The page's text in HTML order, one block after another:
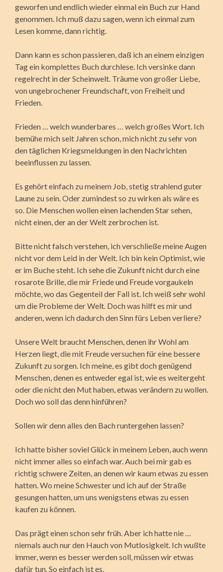
geworfen und endlich wieder einmal ein Buch zur Hand
genommen. Ich muß dazu sagen, wenn ich einmal zum
Lesen komme, dann richtig.
Dann kann es schon passieren, daß ich an einem einzigen
Tag ein komplettes Buch durchlese. Ich versinke dann
regelrecht in der Scheinwelt. Träume von großer Liebe,
von ungebrochener Freundschaft, von Freiheit und
Frieden.
Frieden … welch wunderbares … welch großes Wort. Ich
bemühe mich seit Jahren schon, mich nicht zu sehr von
den täglichen Kriegsmeldungen in den Nachrichten
beeinflussen zu lassen.
Es gehört einfach zu meinem Job, stetig strahlend guter
Laune zu sein. Oder zumindest so zu wirken als wäre es
so. Die Menschen wollen einen lachenden Star sehen,
nicht einen, der an der Welt zerbrochen ist.
Bitte nicht falsch verstehen, ich verschließe meine Augen
nicht vor dem Leid in der Welt. Ich bin kein Optimist, wie
er im Buche steht. Ich sehe die Zukunft nicht durch eine
rosarote Brille, die mir Friede und Freude vorgaukeln
möchte, wo das Gegenteil der Fall ist. Ich weiß sehr wohl
um die Probleme der Welt. Doch was hilft es mir und
anderen, wenn ich dadurch den Sinn fürs Leben verliere?
Unsere Welt braucht Menschen, denen ihr Wohl am
Herzen liegt, die mit Freude versuchen für eine bessere
Zukunft zu sorgen. Ich meine, es gibt doch genügend
Menschen, denen es entweder egal ist, wie es weitergeht
oder die nicht den Mut haben, etwas verändern zu wollen.
Doch wo soll das denn hinführen?
Sollen wir denn alles den Bach runtergehen lassen?
Ich hatte bisher soviel Glück in meinem Leben, auch wenn
nicht immer alles so einfach war. Auch bei mir gab es
richtig schwere Zeiten, an denen wir kaum etwas zu essen
hatten. Wo meine Schwester und ich auf der Straße
gesungen hatten, um uns wenigstens etwas zu essen
kaufen zu können.
Das prägt einen schon sehr früh. Aber ich hatte nie …
niemals auch nur den Hauch von Mutlosigkeit. Ich wußte
immer, wenn es besser werden soll, müssen wir etwas
dafür tun. So einfach ist es.